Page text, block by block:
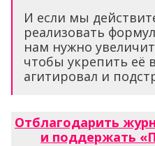
И если мы
реализовать
нам нужно
чтобы укрепить её
агитировал и
Отблагодарить
и поддержать